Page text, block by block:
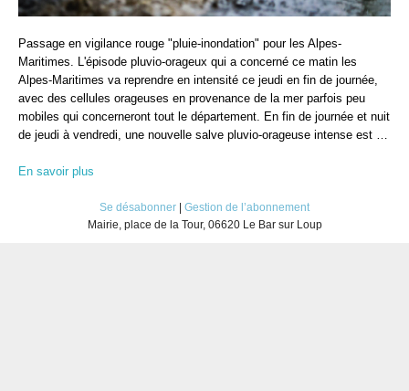
Passage en vigilance rouge "pluie-inondation" pour les Alpes-
Maritimes. L'épisode pluvio-orageux qui a concerné ce matin les
Alpes-Maritimes va reprendre en intensité ce jeudi en fin de journée,
avec des cellules orageuses en provenance de la mer parfois peu
mobiles qui concerneront tout le département. En fin de journée et nuit
de jeudi à vendredi, une nouvelle salve pluvio-orageuse intense est …
En savoir plus
Se désabonner
Gestion de l’abonnement
Mairie, place de la Tour, 06620 Le Bar sur Loup